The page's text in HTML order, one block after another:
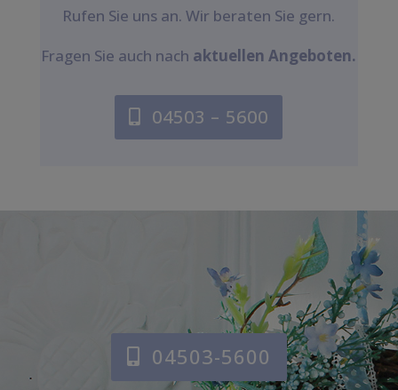
Rufen Sie uns an. Wir beraten Sie gern.
Fragen Sie auch nach aktuellen Angeboten.
04503 – 5600
04503-5600